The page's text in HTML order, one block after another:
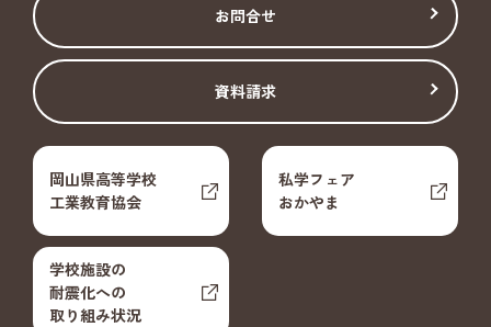
お問合せ
資料請求
岡山県高等学校
工業教育協会
私学フェア
おかやま
学校施設の
耐震化への
取り組み状況